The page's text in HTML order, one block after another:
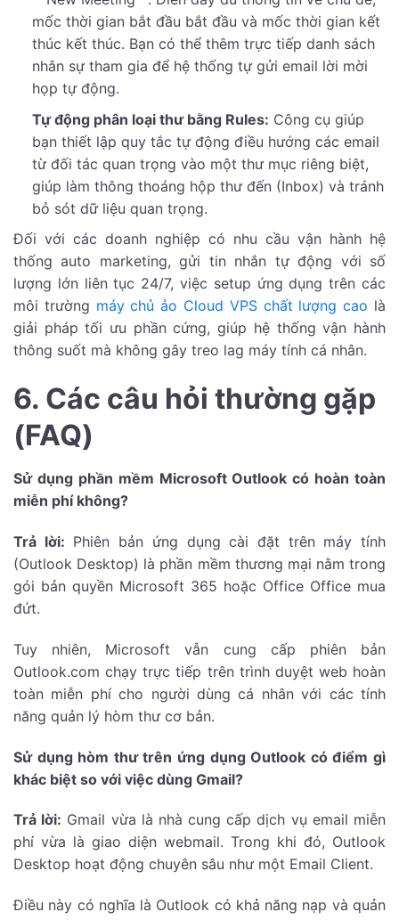
mốc thời gian bắt đầu bắt đầu và mốc thời gian kết
thúc kết thúc. Bạn có thể thêm trực tiếp danh sách
nhân sự tham gia để hệ thống tự gửi email lời mời
họp tự động.
Tự động phân loại thư bằng Rules: Công cụ giúp
bạn thiết lập quy tắc tự động điều hướng các email
từ đối tác quan trọng vào một thư mục riêng biệt,
giúp làm thông thoáng hộp thư đến (Inbox) và tránh
bỏ sót dữ liệu quan trọng.
Đối với các doanh nghiệp có nhu cầu vận hành hệ
thống auto marketing, gửi tin nhắn tự động với số
lượng lớn liên tục 24/7, việc setup ứng dụng trên các
môi trường máy chủ ảo Cloud VPS chất lượng cao là
giải pháp tối ưu phần cứng, giúp hệ thống vận hành
thông suốt mà không gây treo lag máy tính cá nhân.
6. Các câu hỏi thường gặp
(FAQ)
Sử dụng phần mềm Microsoft Outlook có hoàn toàn
miễn phí không?
Trả lời: Phiên bản ứng dụng cài đặt trên máy tính
(Outlook Desktop) là phần mềm thương mại nằm trong
gói bản quyền Microsoft 365 hoặc Office Office mua
đứt.
Tuy nhiên, Microsoft vẫn cung cấp phiên bản
Outlook.com chạy trực tiếp trên trình duyệt web hoàn
toàn miễn phí cho người dùng cá nhân với các tính
năng quản lý hòm thư cơ bản.
Sử dụng hòm thư trên ứng dụng Outlook có điểm gì
khác biệt so với việc dùng Gmail?
Trả lời: Gmail vừa là nhà cung cấp dịch vụ email miễn
phí vừa là giao diện webmail. Trong khi đó, Outlook
Desktop hoạt động chuyên sâu như một Email Client.
Điều này có nghĩa là Outlook có khả năng nạp và quản